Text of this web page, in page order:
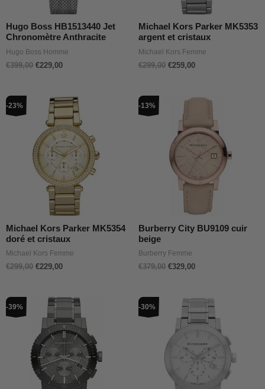
Hugo Boss HB1513440 Jet
Chronomètre Anthracite
Hugo Boss Homme
€399,00 €229,00
Michael Kors Parker MK5353
argent et cristaux
Michael Kors Femme
€299,00 €259,00
-23%
Michael Kors Parker MK5354
doré et cristaux
Michael Kors Femme
€299,00
prix
initial
était :
€299,00.
€229,00
Le
prix
actuel
est :
€229,00.
-13%
Burberry City BU9109 cuir
beige
Burberry Femme
€379,00
initial
était :
€379,00.
€329,00
Le
actuel
est :
€329,00.
-39%
prix
initial
était :
€649,00.
Le
prix
actuel
est :
€399,00.
-30%
initial
était :
€595,00.
prix
actuel
est :
€419,00.